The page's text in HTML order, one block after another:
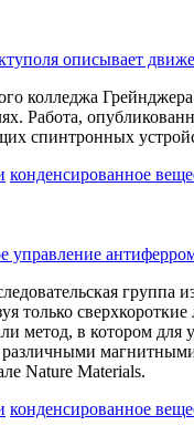
описывает
колледжа
Работа,
спинтронных
конденсированное
управление
группа
только
метод, в котором
Nature Materials.
конденсированное